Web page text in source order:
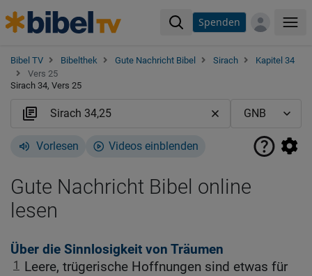
Spenden
Bibel TV Bibelthek Gute Nachricht Bibel Sirach
Kapitel 34
Vers 25
Sirach 34, Vers 25
Vorlesen Videos einblenden
Gute Nachricht Bibel online
lesen
Über die Sinnlosigkeit von Träumen
1
Leere, trügerische Hoffnungen sind etwas für